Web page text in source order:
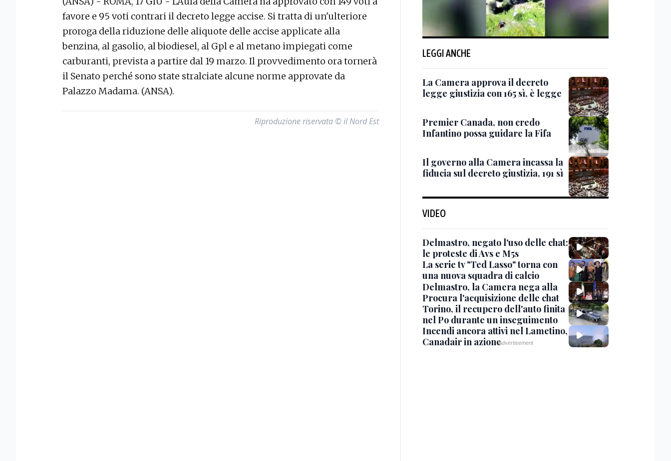
favore e 95 voti contrari il decreto legge accise. Si tratta di un'ulteriore
proroga della riduzione delle aliquote delle accise applicate alla
benzina, al gasolio, al biodiesel, al Gpl e al metano impiegati come
carburanti, prevista a partire dal 19 marzo. Il provvedimento ora tornerà
il Senato perché sono state stralciate alcune norme approvate da
Palazzo Madama. (ANSA).
Riproduzione riservata © il Nord Est
LEGGI ANCHE
La Camera approva il decreto
legge giustizia con 165 sì, è legge
Premier Canada, non credo
Infantino possa guidare la Fifa
Il governo alla Camera incassa la
fiducia sul decreto giustizia, 191 sì
VIDEO
Delmastro, negato l'uso delle chat:
le proteste di Avs e M5s
La serie tv "Ted Lasso" torna con
una nuova squadra di calcio
Delmastro, la Camera nega alla
Procura l'acquisizione delle chat
Torino, il recupero dell'auto finita
nel Po durante un inseguimento
Incendi ancora attivi nel Lametino,
Canadair in azione